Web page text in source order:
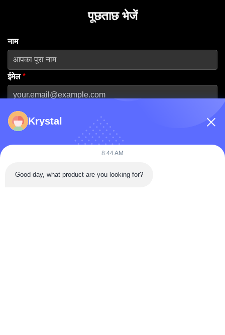
पूछताछ भेजें
नाम
ईमेल*
फ़ोन नंबर
कंपनी का नाम
Krystal
8:44 AM
Good day, what product are you looking for?